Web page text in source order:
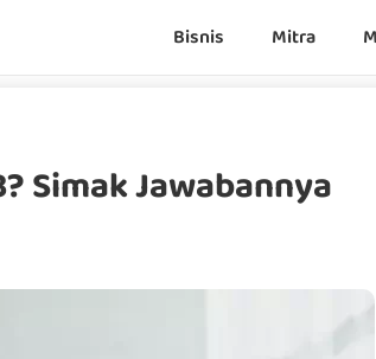
Bisnis Mitra
Simak Jawabannya